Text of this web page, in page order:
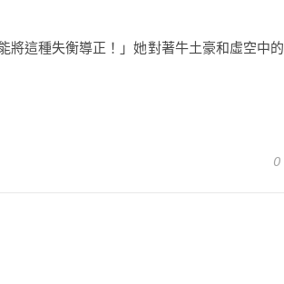
將這種失衡導正！」她對著牛土豪和虛空中